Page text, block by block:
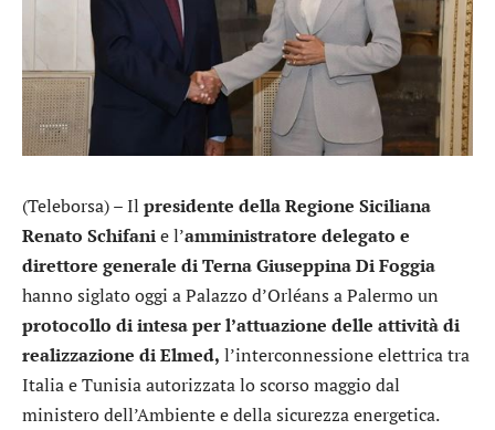
(Teleborsa) – Il presidente della Regione Siciliana
Renato Schifanie l’amministratore delegato e
direttore generale di Terna Giuseppina Di Foggia
hanno siglato oggi a Palazzo d’Orléans a Palermo un
protocollo di intesa per l’attuazione delle attività di
realizzazione di Elmed, l’interconnessione elettrica tra
Italia e Tunisia autorizzata lo scorso maggio dal
ministero dell’Ambiente e della sicurezza energetica.